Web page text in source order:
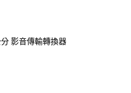
影音傳輸轉換器